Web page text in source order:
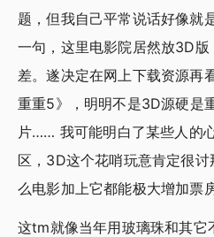
题，但我自己平常说话好像就
一句，这里电影院居然放3D
差。遂决定在网上下载资源再
重重5》，明明不是3D源硬是
片…… 我可能明白了某些人的
区，3D这个花哨玩意肯定很
么电影加上它都能极大增加票
这tm就像当年用玻璃珠和其它